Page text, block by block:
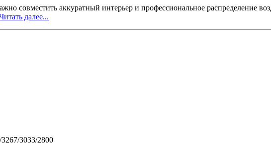
совместить аккуратный интерьер и профессиональное распределение
далее...
3033/2800